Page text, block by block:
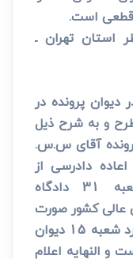
قطعی است.
استان تهران ـ
دیوان پرونده در
طرح و به شرح ذیل
آقای س.س.
دادرسی از
دادنامه 100036-16/1/90 شعبه 31 دادگاه
عالی کشور صورت
می گردد و مورد پذیرش قرار می گیرد شعبه 15 دیوان
و النهایه اعلام